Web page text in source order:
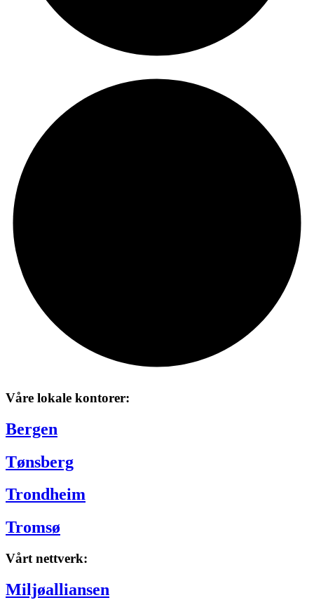
Våre lokale kontorer:
Bergen
Tønsberg
Trondheim
Tromsø
Vårt nettverk:
Miljøalliansen